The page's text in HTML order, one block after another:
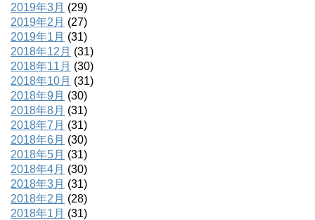
2019年3月 (29)
2019年2月 (27)
2019年1月 (31)
2018年12月 (31)
2018年11月 (30)
2018年10月 (31)
2018年9月 (30)
2018年8月 (31)
2018年7月 (31)
2018年6月 (30)
2018年5月 (31)
2018年4月 (30)
2018年3月 (31)
2018年2月 (28)
2018年1月 (31)